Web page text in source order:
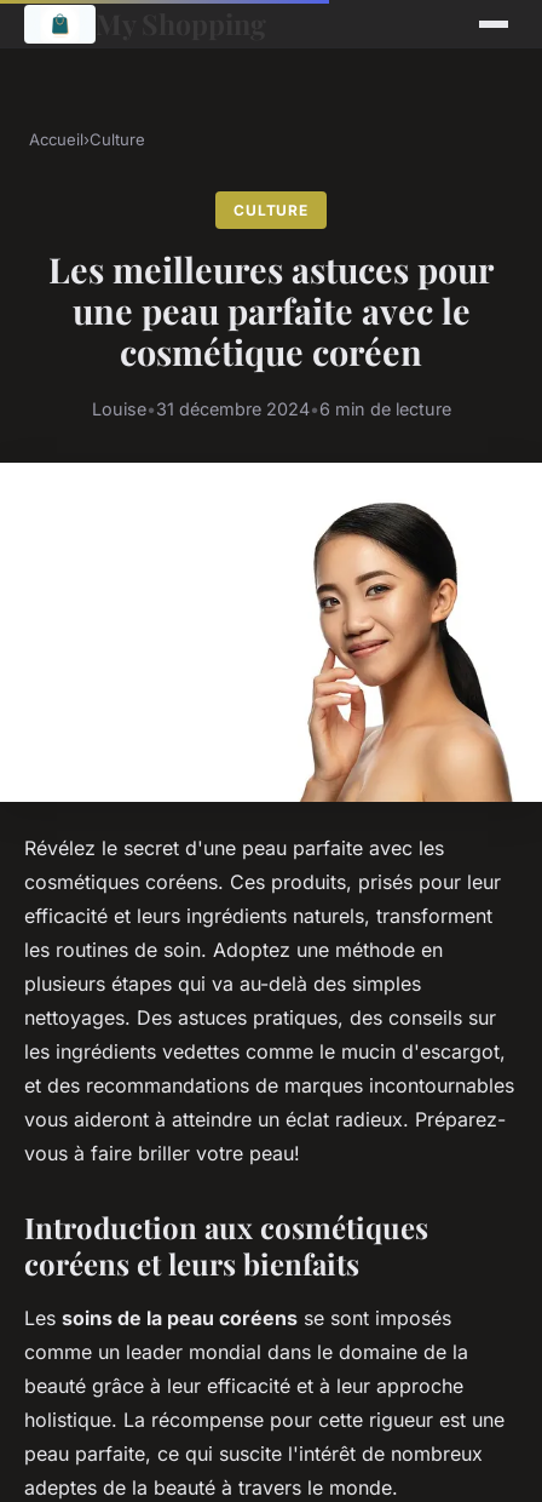
Accueil›Culture
CULTURE
Les meilleures astuces pour
une peau parfaite avec le
cosmétique coréen
Louise•31 décembre 2024•6 min de lecture
Révélez le secret d'une peau parfaite avec les
cosmétiques coréens. Ces produits, prisés pour leur
efficacité et leurs ingrédients naturels, transforment
les routines de soin. Adoptez une méthode en
plusieurs étapes qui va au-delà des simples
nettoyages. Des astuces pratiques, des conseils sur
les ingrédients vedettes comme le mucin d'escargot,
et des recommandations de marques incontournables
vous aideront à atteindre un éclat radieux. Préparez-
vous à faire briller votre peau!
Introduction aux cosmétiques
coréens et leurs bienfaits
Les soins de la peau coréens se sont imposés
comme un leader mondial dans le domaine de la
beauté grâce à leur efficacité et à leur approche
holistique. La récompense pour cette rigueur est une
peau parfaite, ce qui suscite l'intérêt de nombreux
adeptes de la beauté à travers le monde.